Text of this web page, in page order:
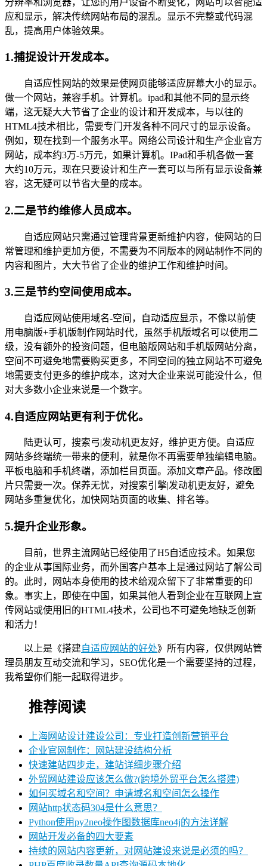
应和显示，解决传统网站布局的混乱。显示不完整或代码混
乱，提高用户体验效果。
1.捕捉设计开发成本。
自适应性网站的效果是使网页能够适应屏幕大小的显示。
做一个网站，兼容手机。计算机。ipad和其他不同的显示终
端，这无疑大大节省了企业的设计和开发成本，与以往的
HTML4技术相比，需要专门开发各种不同尺寸的显示设备。
例如，现在找到一个服务水平。网络公司设计和生产企业官方
网站，成本约3万-5万元，如果计算机。IPad和手机各做一套
大约10万元，现在只要设计和生产一套可以与所有显示设备兼
容，这无疑可以节省大量的成本。
2.二是节约维修人员成本。
自适应网站只需通过管理背景更新维护内容，使网站的日
常管理和维护更加方便，不需要为不同版本的网站制作不同的
内容和图片，大大节省了企业的维护工作和维护时间。
3.三是节约空间使用成本。
自适应网站使用域名-空间，自动适应显示，不像以前使
用电脑版+手机版制作网站时代，虽然手机版域名可以使用二
级，没有额外的投资问题，但电脑版网站和手机版网站分离，
空间不可避免地需要购买更多，不同空间的独立网站不可避免
地需要支付更多的维护成本，这对大企业来说可能没什么，但
对大多数小企业来说是一个数字。
4.自适应网站更有利于优化。
陆更认可，搜索弓|发动机更友好，维护更方便。自适应
网站多终端统一带来的便利，就是你不再需要单独编辑电脑。
平板电脑和手机终端，添加栏目页面。添加文章产品。修改图
片只需要一次。保养无忧，对搜索引擎|发动机更友好，避免
网站多重复优化，加快网站页面的收集、排名等。
5.提升企业形象。
目前，世界主流网站已经使用了H5自适应技术。如果您
的企业从事国际业务，而外国客户基本上是通过网站了解公司
的。此时，网站本身使用的技术给观众留下了非常重要的印
象。事实上，即使在中国，如果其他人看到企业在互联网上宣
传网站或使用旧的HTML4技术，公司也不可避免地缺乏创新
和活力！
以上是《搭建自适应网站的好处》所有内容，仅供网站管
理员朋友互动交流和学习，SEO优化是一个需要坚持的过程，
我希望你们能一起取得进步。
推荐阅读
上海网站设计建设公司：专业打造创新营销平台
企业官网制作：网站建设结构分析
快速建站四步走，建站详细步骤介绍
外贸网站建设应该怎么做?(跨境外贸平台怎么搭建)
如何买域名和空间？申请域名和空间怎么操作
网站http状态码304是什么意思？
Python使用py2neo操作图数据库neo4j的方法详解
网站开发必备的四大要素
持续的网站内容更新，对网站建设来说是必须的吗？